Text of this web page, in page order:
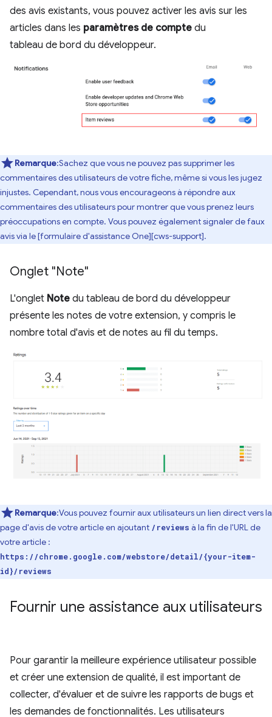
des avis existants, vous pouvez activer les avis sur les
articles dans les paramètres de compte du
tableau de bord du développeur.
Remarque:Sachez que vous ne pouvez pas supprimer les
commentaires des utilisateurs de votre fiche, même si vous les jugez
injustes. Cependant, nous vous encourageons à répondre aux
commentaires des utilisateurs pour montrer que vous prenez leurs
préoccupations en compte. Vous pouvez également signaler de faux
avis via le [formulaire d'assistance One][cws-support].
Onglet "Note"
L'onglet Note du tableau de bord du développeur
présente les notes de votre extension, y compris le
nombre total d'avis et de notes au fil du temps.
Remarque:Vous pouvez fournir aux utilisateurs un lien direct vers la
page d'avis de votre article en ajoutant /reviews à la fin de l'URL de
votre article :
https://chrome.google.com/webstore/detail/{your-item-
id}/reviews
Fournir une assistance aux utilisateurs
Pour garantir la meilleure expérience utilisateur possible
et créer une extension de qualité, il est important de
collecter, d'évaluer et de suivre les rapports de bugs et
les demandes de fonctionnalités. Les utilisateurs